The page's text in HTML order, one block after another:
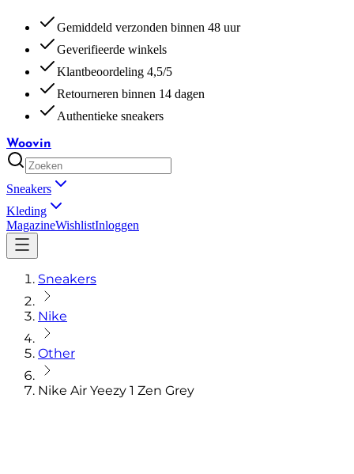
Gemiddeld verzonden binnen 48 uur
Geverifieerde winkels
Klantbeoordeling 4,5/5
Retourneren binnen 14 dagen
Authentieke sneakers
Woovin
Sneakers
Kleding
MagazineWishlistInloggen
Sneakers
Nike
Other
Nike Air Yeezy 1 Zen Grey